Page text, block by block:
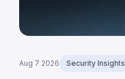
Aug 7 2026 Security Insights